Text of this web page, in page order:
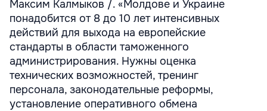
Максим Калмыков /. «Молдове и Украине
понадобится от 8 до 10 лет интенсивных
действий для выхода на европейские
стандарты в области таможенного
администрирования. Нужны оценка
технических возможностей, тренинг
персонала, законодательные реформы,
установление оперативного обмена